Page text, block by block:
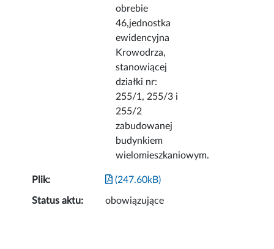
obrebie
46,jednostka
ewidencyjna
Krowodrza,
stanowiącej
działki nr:
255/1, 255/3 i
255/2
zabudowanej
budynkiem
wielomieszkaniowym.
Plik: (247.60kB)
Status aktu: obowiązujące